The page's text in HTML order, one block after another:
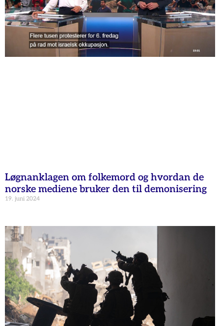
Løgnanklagen om folkemord og hvordan de
norske mediene bruker den til demonisering
19. juni 2024